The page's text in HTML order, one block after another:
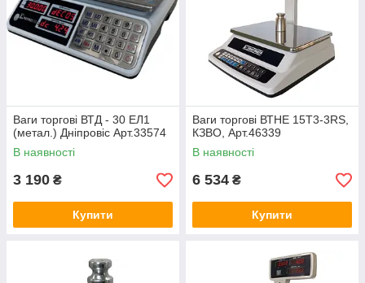
Ваги торгові ВТД - 30 ЕЛ1
(метал.) Дніпровіс Арт.33574
В наявності
3 190 ₴
Купити
Ваги торгові ВТНЕ 15Т3-3RS,
КЗВО, Арт.46339
В наявності
6 534 ₴
Купити